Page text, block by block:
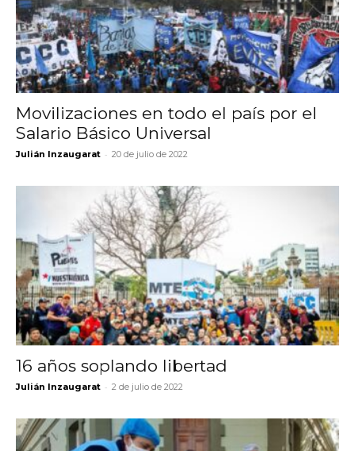
Movilizaciones en todo el país por el
Salario Básico Universal
Julián Inzaugarat - 20 de julio de 2022
16 años soplando libertad
Julián Inzaugarat - 2 de julio de 2022